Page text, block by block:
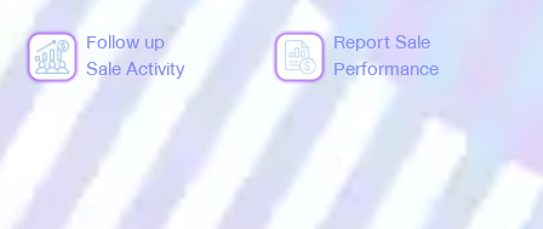
Follow up
Sale Activity
Report Sale
Performance